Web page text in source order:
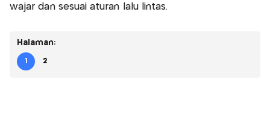
wajar dan sesuai aturan lalu lintas.
Halaman:
1 2